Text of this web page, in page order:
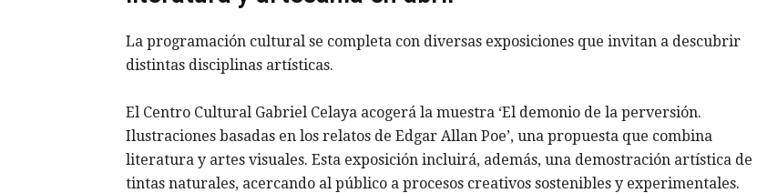
La programación cultural se completa con diversas exposiciones que invitan a descubrir
distintas disciplinas artísticas.
El Centro Cultural Gabriel Celaya acogerá la muestra ‘El demonio de la perversión.
Ilustraciones basadas en los relatos de Edgar Allan Poe’, una propuesta que combina
literatura y artes visuales. Esta exposición incluirá, además, una demostración artística de
tintas naturales, acercando al público a procesos creativos sostenibles y experimentales.